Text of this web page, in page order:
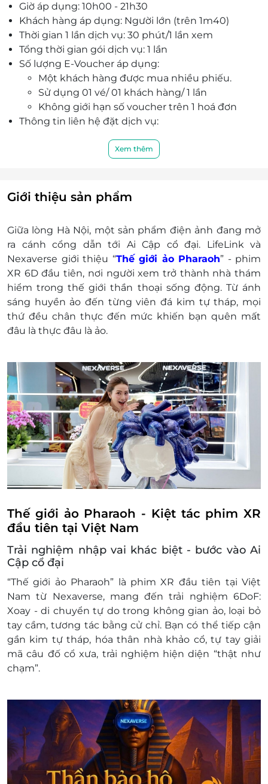
bước ngoặt của điện ảnh thực tế ảo Việt Nam.
Giờ áp dụng: 10h00 - 21h30
Khách hàng áp dụng: Người lớn (trên 1m40)
Thời gian 1 lần dịch vụ: 30 phút/1 lần xem
Tổng thời gian gói dịch vụ: 1 lần
Số lượng E-Voucher áp dụng:
Một khách hàng được mua nhiều phiếu.
Sử dụng 01 vé/ 01 khách hàng/ 1 lần
Không giới hạn số voucher trên 1 hoá đơn
Thông tin liên hệ đặt dịch vụ:
TL27A TTTM Timecity, 458 Minh Khai, Phường
thành tiền mặt, không trả lại tiền thừa.
Không áp dụng đồng thời với chương trình
Xem thêm
Giới thiệu sản phẩm
Giữa lòng Hà Nội, một sản phẩm điện ảnh đang mở
ra cánh cổng dẫn tới Ai Cập cổ đại. LifeLink và
Nexaverse giới thiệu “Thế giới ảo Pharaoh” - phim
XR 6D đầu tiên, nơi người xem trở thành nhà thám
hiểm trong thế giới thần thoại sống động. Từ ánh
sáng huyền ảo đến từng viên đá kim tự tháp, mọi
thứ đều chân thực đến mức khiến bạn quên mất
đâu là thực đâu là ảo.
Thế giới ảo Pharaoh - Kiệt tác phim XR
đầu tiên tại Việt Nam
Trải nghiệm nhập vai khác biệt - bước vào Ai
Cập cổ đại
“Thế giới ảo Pharaoh” là phim XR đầu tiên tại Việt
Nam từ Nexaverse, mang đến trải nghiệm 6DoF:
Xoay - di chuyển tự do trong không gian ảo, loại bỏ
tay cầm, tương tác bằng cử chỉ. Bạn có thể tiếp cận
gần kim tự tháp, hóa thân nhà khảo cổ, tự tay giải
mã câu đố cổ xưa, trải nghiệm hiện diện “thật như
chạm”.